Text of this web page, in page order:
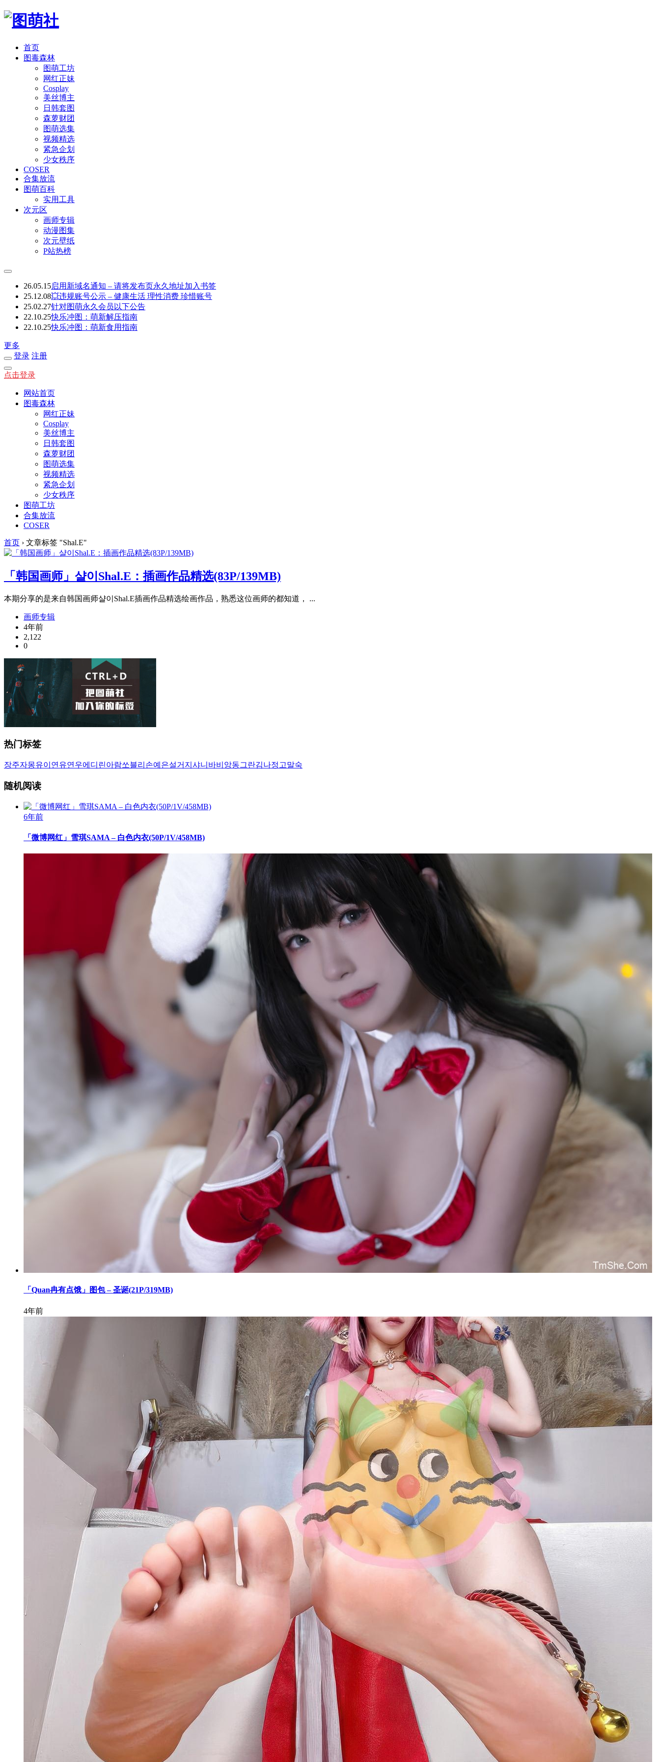
首页
图毒森林
图萌工坊
网红正妹
Cosplay
美丝博主
日韩套图
森萝财团
图萌选集
视频精选
紧急企划
少女秩序
COSER
合集放流
图萌百科
实用工具
次元区
画师专辑
动漫图集
次元壁纸
P站热榜
26.05.15启用新域名通知 – 请将发布页永久地址加入书签
25.12.08💥违规账号公示 – 健康生活 理性消费 珍惜账号
25.02.27针对图萌永久会员以下公告
22.10.25快乐冲图：萌新解压指南
22.10.25快乐冲图：萌新食用指南
更多
登录 注册
点击登录
网站首页
图毒森林
网红正妹
Cosplay
美丝博主
日韩套图
森萝财团
图萌选集
视频精选
紧急企划
少女秩序
图萌工坊
合集放流
COSER
首页 › 文章标签 "Shal.E"
「韩国画师」샬이Shal.E：插画作品精选(83P/139MB)
本期分享的是来自韩国画师샬이Shal.E插画作品精选绘画作品，熟悉这位画师的都知道， ...
画师专辑
4年前
2,122
0
热门标签
장주자몽유이 연유연우에디린아람쏘블리 손예은설거지 샤니 바비앙동그란김나정 고말숙
随机阅读
6年前
「微博网红」雪琪SAMA – 白色内衣(50P/1V/458MB)
「Quan冉有点饿」图包 – 圣诞(21P/319MB)
4年前